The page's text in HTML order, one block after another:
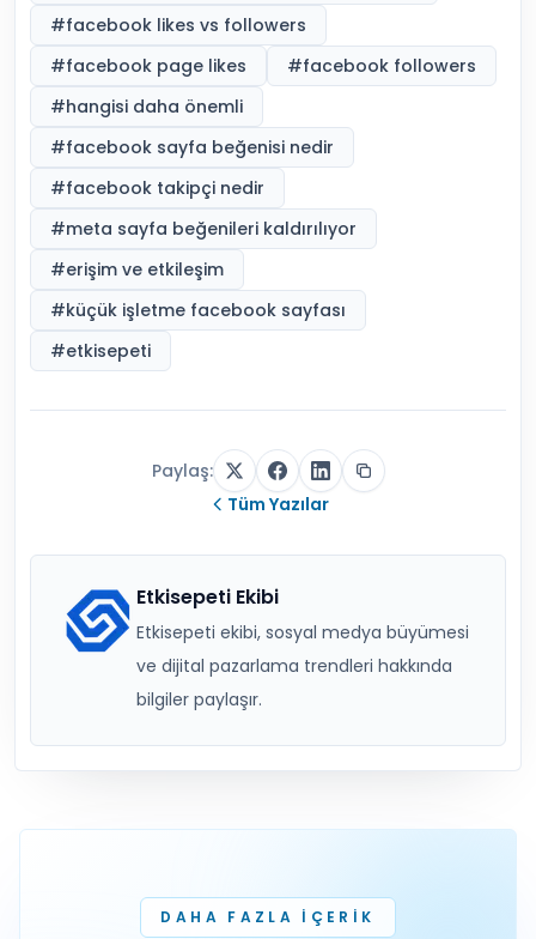
#facebook likes vs followers
#facebook page likes #facebook followers
#hangisi daha önemli
#facebook sayfa beğenisi nedir
#facebook takipçi nedir
#meta sayfa beğenileri kaldırılıyor
#erişim ve etkileşim
#küçük işletme facebook sayfası
#etkisepeti
Paylaş:
Tüm Yazılar
Etkisepeti Ekibi
Etkisepeti ekibi, sosyal medya büyümesi
ve dijital pazarlama trendleri hakkında
bilgiler paylaşır.
DAHA FAZLA IÇERIK